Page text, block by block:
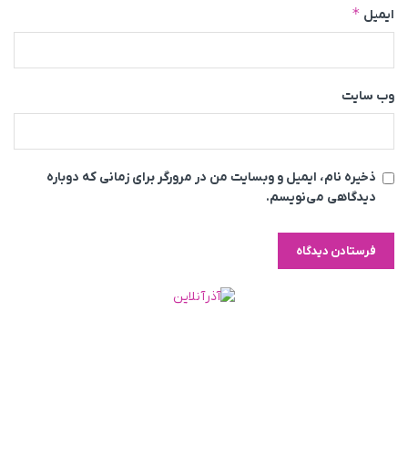
ایمیل *
وب‌ سایت
ذخیره نام، ایمیل و وبسایت من در مرورگر برای زمانی که دوباره
دیدگاهی می‌نویسم.